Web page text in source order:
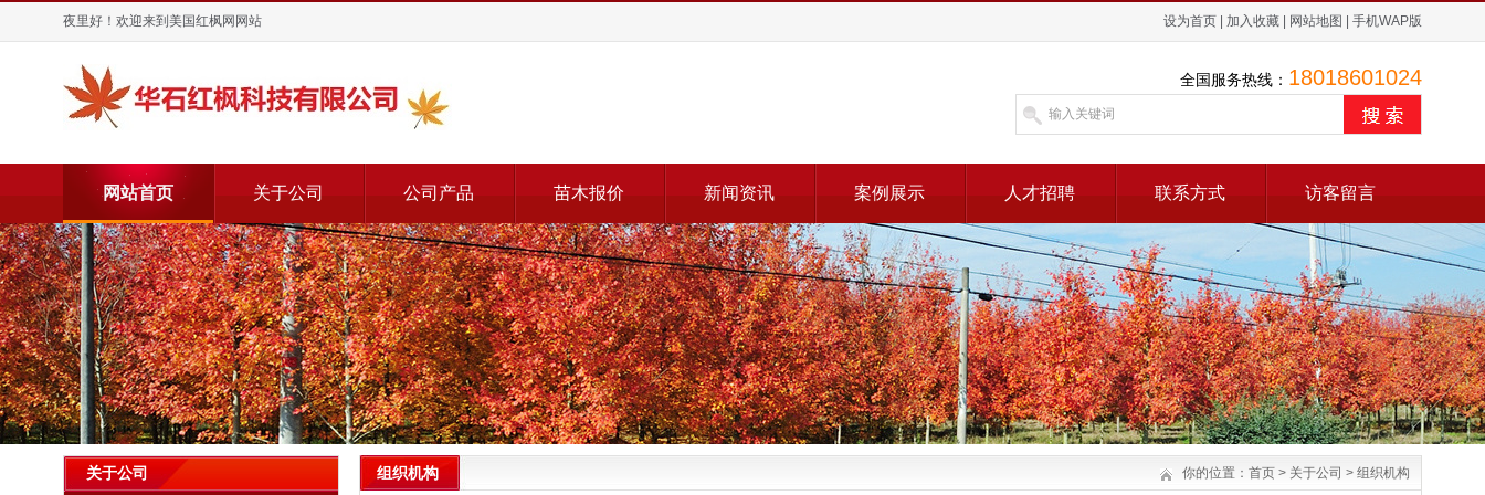
夜里好！欢迎来到美国红枫网网站 设为首页 加入收藏 网站地图 手机WAP版
全国服务热线： 18018601024
网站首页 关于公司 公司产品 苗木报价 新闻资讯 案例展示 人才招聘 联系方式 访客留言
关于公司 组织机构 你的位置： 首页 > 关于公司 > 组织机构